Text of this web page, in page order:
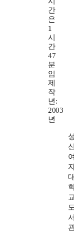
간
은
1
시
간
47
분
임
제
작
년:
2003
년
성
신
여
대
서